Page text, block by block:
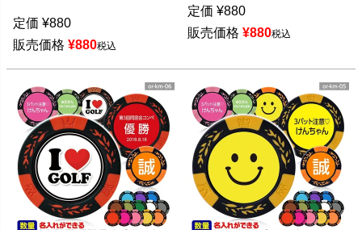
定価 ¥880
販売価格 ¥880税込
定価 ¥880
販売価格 ¥880税込